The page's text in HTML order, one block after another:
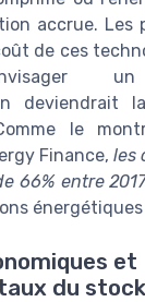
accrue. Les
de ces
deviendrait
le
Finance,les
66% entre
et
du